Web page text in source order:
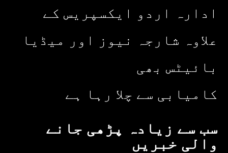
ادارہ اردو ایکسپریس کے
علاوہ شارجہ نیوز اور میڈیا
بائیٹس بھی
کامیابی سے چلا رہا ہے
سب سے زیادہ پڑھی جانے
والی خبریں